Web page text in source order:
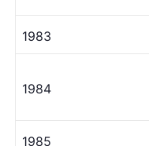
1983
1984
1985